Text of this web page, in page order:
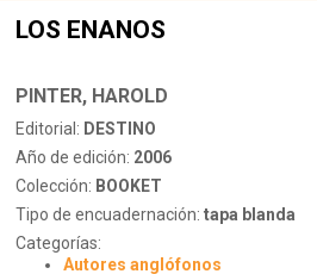
LOS ENANOS
PINTER, HAROLD
Editorial: DESTINO
Año de edición: 2006
Colección: BOOKET
Tipo de encuadernación: tapa blanda
Categorías:
Autores anglófonos